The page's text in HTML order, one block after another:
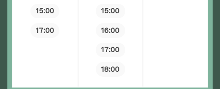
15:00
17:00
15:00
16:00
17:00
18:00